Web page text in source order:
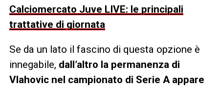
Calciomercato Juve LIVE: le principali
trattative di giornata
Se da un lato il fascino di questa opzione è
innegabile, dall’altro la permanenza di
Vlahovic nel campionato di Serie A appare